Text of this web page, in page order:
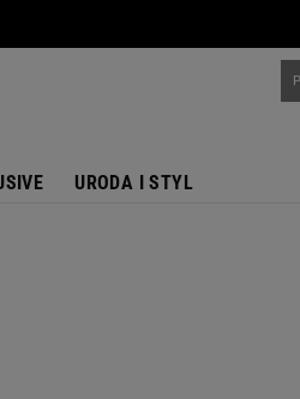
URODA I STYL